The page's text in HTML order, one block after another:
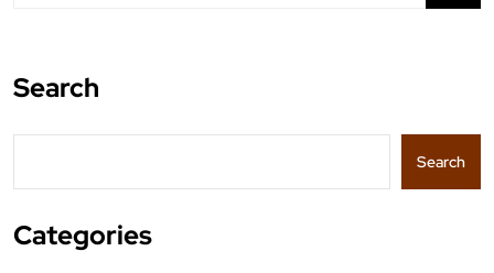
Search
Search
Categories